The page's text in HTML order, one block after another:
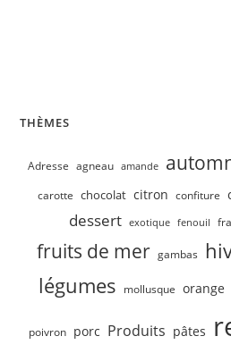
THÈMES
Adresse agneau amande
carotte chocolat citron confiture
dessert exotique fenouil
fruits de mer gambas
légumes mollusque orange
poivron porc Produits pâtes